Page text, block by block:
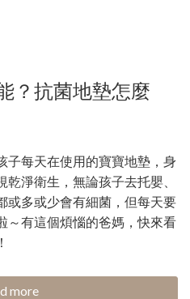
？抗菌地墊怎麼
子每天在使用的寶寶地墊，身
淨衛生，無論孩子去托嬰、
或多或少會有細菌，但每天要
～有這個煩惱的爸媽，快來看
more